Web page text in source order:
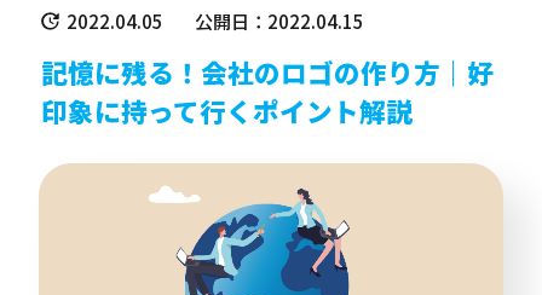
2022.04.05 公開日：2022.04.15
記憶に残る！会社のロゴの作り方｜好
印象に持って行くポイント解説